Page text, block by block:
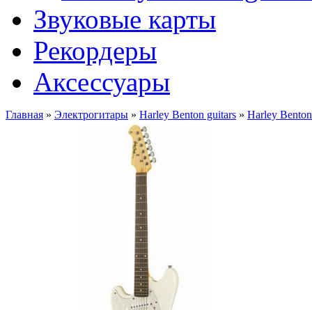
Звуковые карты
Рекордеры
Аксессуары
Главная » Электрогитары » Harley Benton guitars » Harley